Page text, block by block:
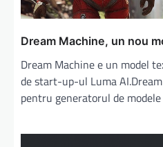
Dream Machine, un nou
Dream Machine e un model
de start-up-ul Luma
pentru generatorul de